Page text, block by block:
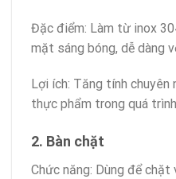
Đặc điểm: Làm từ inox
mặt sáng bóng, dễ dàng
Lợi ích: Tăng tính chuyên
thực phẩm trong quá
2. Bàn chặt
Chức năng: Dùng để